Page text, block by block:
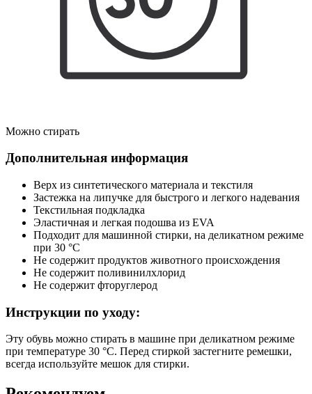
Можно стирать
Дополнительная информация
Верх из синтетического материала и текстиля
Застежка на липучке для быстрого и легкого надевания
Текстильная подкладка
Эластичная и легкая подошва из EVA
Подходит для машинной стирки, на деликатном режиме
при 30 °C
Не содержит продуктов животного происхождения
Не содержит поливинилхлорид
Не содержит фторуглерод
Инструкции по уходу:
Эту обувь можно стирать в машине при деликатном режиме
при температуре 30 °C. Перед стиркой застегните ремешки,
всегда используйте мешок для стирки.